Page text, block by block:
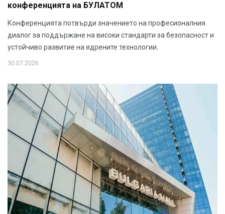
конференцията на БУЛАТОМ
Конференцията потвърди значението на професионалния
диалог за поддържане на високи стандарти за безопасност и
устойчиво развитие на ядрените технологии.
30.07.2026